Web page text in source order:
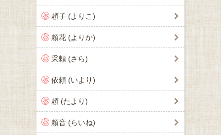
頼子 (よりこ)
頼花 (よりか)
采頼 (さら)
依頼 (いより)
頼 (たより)
頼音 (らいね)